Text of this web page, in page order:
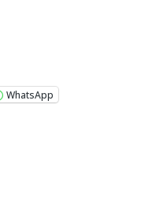
WhatsApp